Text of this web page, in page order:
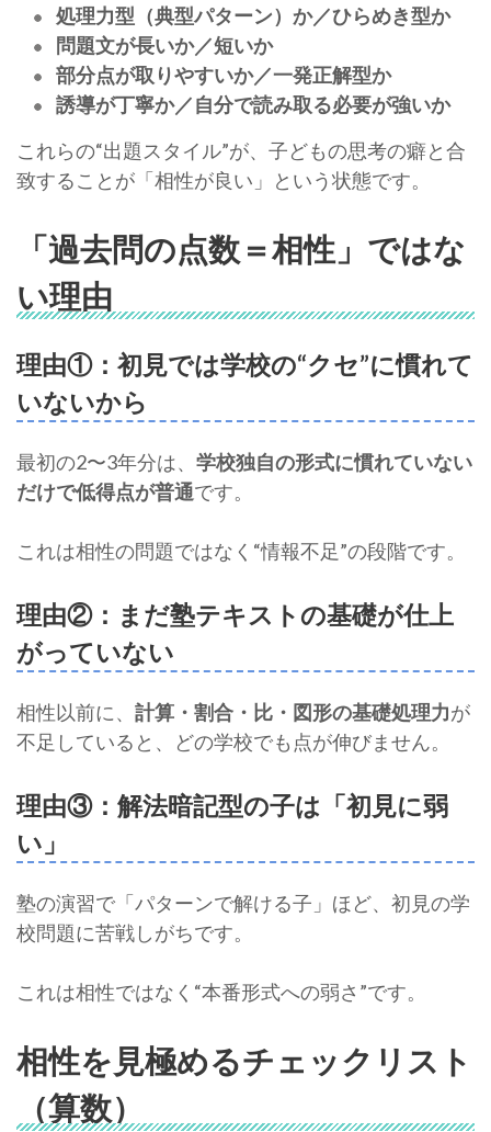
処理力型（典型パターン）か／ひらめき型か
問題文が長いか／短いか
部分点が取りやすいか／一発正解型か
誘導が丁寧か／自分で読み取る必要が強いか
これらの“出題スタイル”が、子どもの思考の癖と合
致することが「相性が良い」という状態です。
「過去問の点数＝相性」ではな
い理由
理由①：初見では学校の“クセ”に慣れて
いないから
最初の2〜3年分は、 学校独自の形式に慣れていない
だけで低得点が普通です。
これは相性の問題ではなく“情報不足”の段階です。
理由②：まだ塾テキストの基礎が仕上
がっていない
相性以前に、 計算・割合・比・図形の基礎処理力が
不足していると、どの学校でも点が伸びません。
理由③：解法暗記型の子は「初見に弱
い」
塾の演習で「パターンで解ける子」ほど、初見の学
校問題に苦戦しがちです。
これは相性ではなく“本番形式への弱さ”です。
相性を見極めるチェックリスト
（算数）